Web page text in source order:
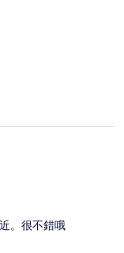
。很不錯哦